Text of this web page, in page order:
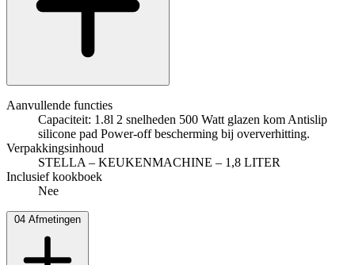
Aanvullende functies
Capaciteit: 1.8l 2 snelheden 500 Watt glazen kom Antislip
silicone pad Power-off bescherming bij oververhitting.
Verpakkingsinhoud
STELLA – KEUKENMACHINE – 1,8 LITER
Inclusief kookboek
Nee
04 Afmetingen